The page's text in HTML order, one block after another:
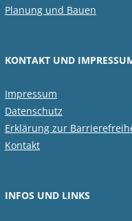
Planung und Bauen
KONTAKT UND
Impressum
Datenschutz
Erklärung zur
Kontakt
INFOS UND LINKS